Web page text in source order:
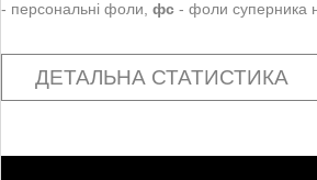
- персональні фоли, фс - фоли суперника
ДЕТАЛЬНА СТАТИСТИКА